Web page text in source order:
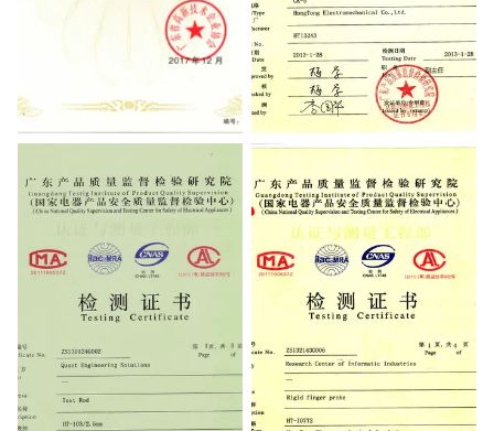
High-Tech Product Testing Certificate